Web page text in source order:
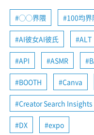
◯◯界隈 100均界
AI彼女AI彼氏 ALT
API ASMR
BOOTH Canva
Creator Search Insights
DX expo